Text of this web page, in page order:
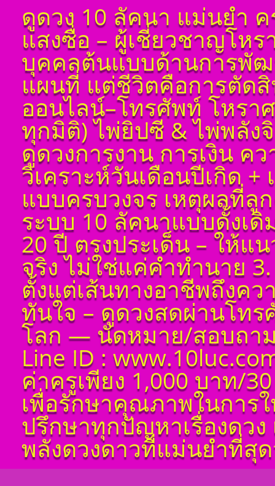
ในพื้นดวงชาตา
ตั้งชื่อมงคลคนเกิดวัน
พุธ ตั้งชื่อดี เป็นมงคล
ชื่อมงคล ตั้งชื่อ เลข
ศาสตร์ มหาทักษา พลัง
ดาวพระเคราะห์ ตั้ง
ดวงถอดดาวด้วยโหรา
ศาตร์ ๑๐ ลัคนา ออกมา
เป็นจุดอ่อนจุดแข็ง
แก้ไขข้อบกพร่องในพื้น
ดวงชาตา
ตั้งชื่อมงคลคนเกิดวัน
พฤหัสบดี ตั้งชื่อดี เป็น
มงคล ชื่อมงคล ตั้งชื่อ
เลขศาสตร์ มหาทักษา
พลังดาวพระเคราะห์
ตั้งดวงถอดดาวด้วย
โหราศาตร์ ๑๐ ลัคนา
ออกมาเป็นจุดอ่อนจุด
แข็งแก้ไขข้อบกพร่อง
ในพื้นดวงชาตา
ตั้งชื่อมงคลคนเกิดวัน
ศุกร์ ตั้งชื่อดี เป็นมงคล
ชื่อมงคล ตั้งชื่อ เลข
ศาสตร์ มหาทักษา พลัง
ดาวพระเคราะห์ ตั้ง
ดวงถอดดาวด้วยโหรา
ศาตร์ ๑๐ ลัคนา ออกมา
เป็นจุดอ่อนจุดแข็ง
แก้ไขข้อบกพร่องในพื้น
ดวงชาตา
ตั้งชื่อมงคลคนเกิดวัน
เสาร์ ตั้งชื่อดี เป็นมงคล
ชื่อมงคล ตั้งชื่อ เลข
ศาสตร์ มหาทักษา พลัง
ดาวพระเคราะห์ ตั้ง
ดวงถอดดาวด้วยโหรา
ศาตร์ ๑๐ ลัคนา ออกมา
เป็นจุดอ่อนจุดแข็ง
แก้ไขข้อบกพร่องในพื้น
ดูดวง 10 ลัคนา แม่นยำ
แสงซื่อ – ผู้เชี่ยวชาญโห
บุคคลต้นแบบด้านการพัฒ
แผนที่ แต่ชีวิตคือการตัด
ออนไลน์–โทรศัพท์ โหรา
ทุกมิติ) ไพ่ยิปซี & ไพ่พลัง
ดูดวงการงาน การเงิน ค
วิเคราะห์วันเดือนปีเกิด
แบบครบวงจร เหตุผลที่ลู
ระบบ 10 ลัคนาแบบดั้งเ
20 ปี ตรงประเด็น – ให้แ
จริง ไม่ใช่แค่คำทำนาย
ตั้งแต่เส้นทางอาชีพถึงค
ทันใจ – ดูดวงสดผ่านโท
โลก — นัดหมาย/สอบถา
Line ID :
ค่าครูเพียง 1,000 บาท/
เพื่อรักษาคุณภาพในการ
ปรึกษาทุกปัญหาเรื่องดว
พลังดวงดาวที่แม่นยำที่สุ